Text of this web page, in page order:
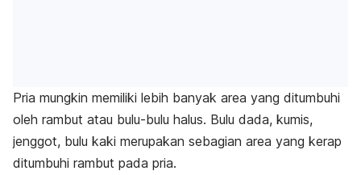
Pria mungkin memiliki lebih banyak area yang ditumbuhi
oleh rambut atau bulu-bulu halus. Bulu dada, kumis,
jenggot, bulu kaki merupakan sebagian area yang kerap
ditumbuhi rambut pada pria.